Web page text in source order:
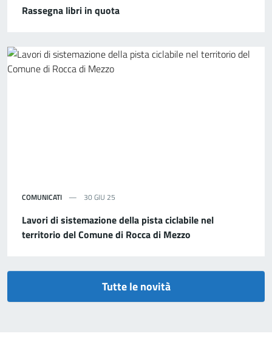
Rassegna libri in quota
COMUNICATI 30 GIU 25
Lavori di sistemazione della pista ciclabile nel
territorio del Comune di Rocca di Mezzo
Tutte le novità